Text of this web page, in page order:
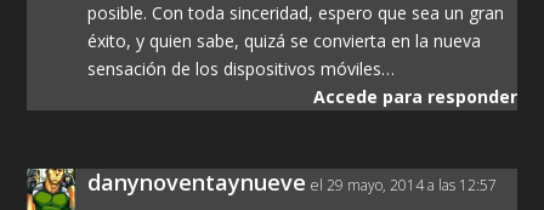
posible. Con toda sinceridad, espero que sea un gran
éxito, y quien sabe, quizá se convierta en la nueva
sensación de los dispositivos móviles…
Accede para responder
danynoventaynueve el 29 mayo, 2014 a las 12:57